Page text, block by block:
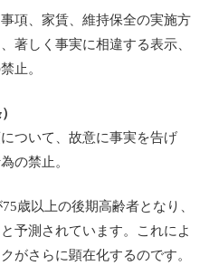
項、家賃、維持保全の実施方
著しく事実に相違する表示、
止。
ついて、故意に事実を告げ
の禁止。
歳以上の後期高齢者となり、
予測されています。これによ
がさらに顕在化するのです。